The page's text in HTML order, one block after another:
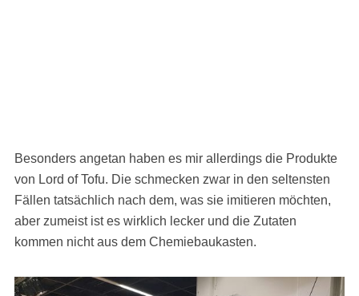
Besonders angetan haben es mir allerdings die Produkte
von Lord of Tofu. Die schmecken zwar in den seltensten
Fällen tatsächlich nach dem, was sie imitieren möchten,
aber zumeist ist es wirklich lecker und die Zutaten
kommen nicht aus dem Chemiebaukasten.